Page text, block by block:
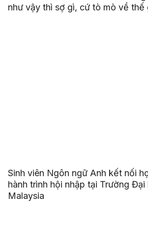
như vậy thì sợ gì, cứ tò mò về thế
Sinh viên Ngôn ngữ Anh kết nối
hành trình hội nhập tại Trường
Malaysia